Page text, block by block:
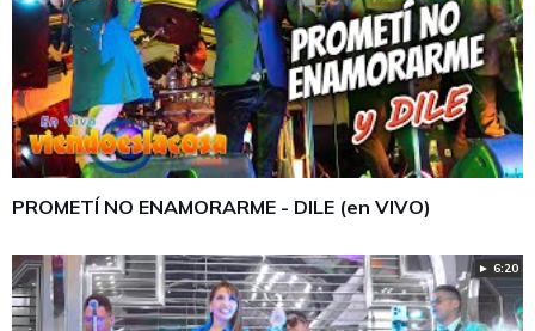
PROMETÍ NO ENAMORARME - DILE (en VIVO)
► 6:20